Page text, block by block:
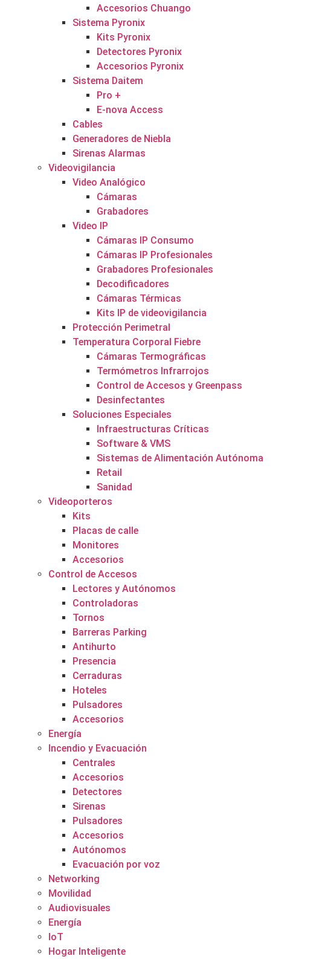
Accesorios Chuango
Sistema Pyronix
Kits Pyronix
Detectores Pyronix
Accesorios Pyronix
Sistema Daitem
Pro +
E-nova Access
Cables
Generadores de Niebla
Sirenas Alarmas
Videovigilancia
Video Analógico
Cámaras
Grabadores
Video IP
Cámaras IP Consumo
Cámaras IP Profesionales
Grabadores Profesionales
Decodificadores
Cámaras Térmicas
Kits IP de videovigilancia
Protección Perimetral
Temperatura Corporal Fiebre
Cámaras Termográficas
Termómetros Infrarrojos
Control de Accesos y Greenpass
Desinfectantes
Soluciones Especiales
Infraestructuras Críticas
Software & VMS
Sistemas de Alimentación Autónoma
Retail
Sanidad
Videoporteros
Kits
Placas de calle
Monitores
Accesorios
Control de Accesos
Lectores y Autónomos
Controladoras
Tornos
Barreras Parking
Antihurto
Presencia
Cerraduras
Hoteles
Pulsadores
Accesorios
Energía
Incendio y Evacuación
Centrales
Accesorios
Detectores
Sirenas
Pulsadores
Accesorios
Autónomos
Evacuación por voz
Networking
Movilidad
Audiovisuales
Energía
IoT
Hogar Inteligente